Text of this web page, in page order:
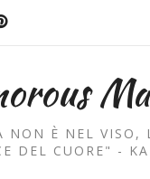
NON È NEL VISO,
DEL CUORE" -